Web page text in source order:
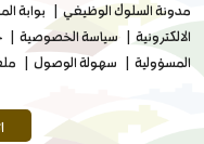
مدونة السلوك الوظيفي بوابة
الالكترونية
سياسة الخصوصية
المسؤولية
سهولة الوصول